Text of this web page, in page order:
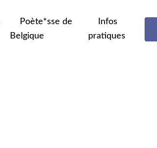
Poète*sse de
Belgique
Infos
pratiques